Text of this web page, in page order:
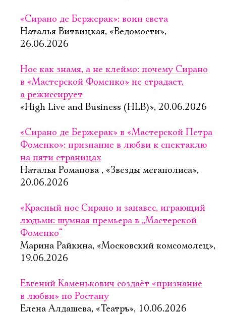
«Сирано де Бержерак»: воин света
Наталья Витвицкая, «Ведомости»,
26.06.2026
Нос как знамя, а не клеймо: почему Сирано
в «Мастерской Фоменко» не страдает,
а режиссирует
«High Live and Business (HLB)», 20.06.2026
«Сирано де Бержерак» в «Мастерской Петра
Фоменко»: признание в любви к спектаклю
на пяти страницах
Наталья Романова , «Звезды мегаполиса»,
20.06.2026
«Красный нос Сирано и занавес, играющий
людьми: шумная премьера в „Мастерской
Фоменко“
Марина Райкина, «Московский комсомолец»,
19.06.2026
Евгений Каменькович создаёт «признание
в любви» по Ростану
Елена Алдашева, «Театръ», 10.06.2026